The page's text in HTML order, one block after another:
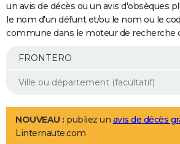
Impôts
Immobilier
Risques naturels par ville
Banque
Assurance
Crédit
AUTO
Essais
Réserver un essai
Citadines
Berlines
SUV
Forum auto
+
Mobiles
Meilleur smartphone
Internet
Ordinateurs
Jeux vidéo
Guide high-tech
Aménagement intérieur
LIFESTYLE
Art de vivre
Bien-être
Loisirs
Mode
Modes de vie
un avis de décès ou un avis d'obsèques
le nom d'un défunt et/ou le nom ou le
commune dans le moteur de recherche
NOUVEAU : publiez un avis de décès
Linternaute.com